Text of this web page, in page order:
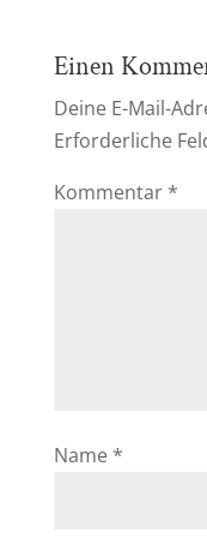
Einen
Deine E-Mail-
Erforderliche
Kommentar *
Name *